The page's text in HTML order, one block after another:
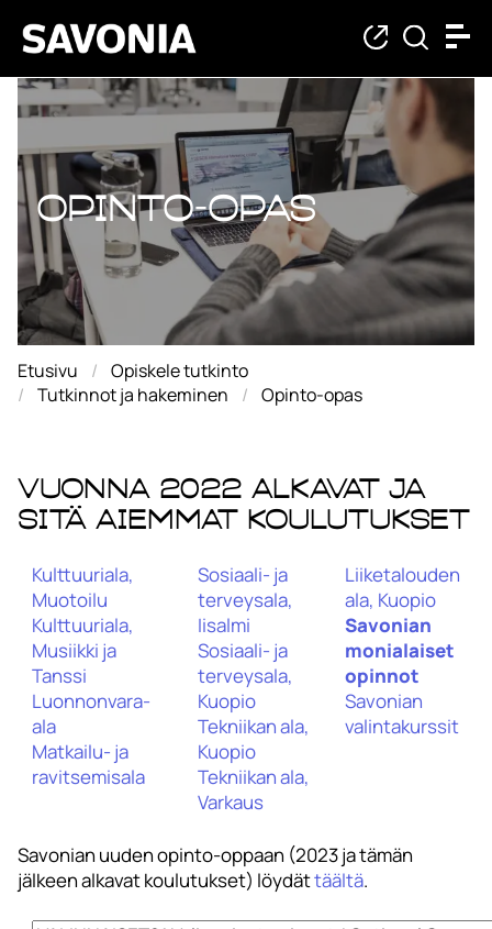
Opinto-opas
Opinto-opas
Etusivu
Opiskele tutkinto
Tutkinnot ja hakeminen
Opinto-opas
Vuonna 2022 alkavat ja
sitä aiemmat koulutukset
Kulttuuriala,
Muotoilu
Kulttuuriala,
Musiikki ja
Tanssi
Luonnonvara-
ala
Matkailu- ja
ravitsemisala
Sosiaali- ja
terveysala,
Iisalmi
Sosiaali- ja
terveysala,
Kuopio
Tekniikan ala,
Kuopio
Tekniikan ala,
Varkaus
Liiketalouden
ala, Kuopio
Savonian
monialaiset
opinnot
Savonian
valintakurssit
Savonian uuden opinto-oppaan (2023 ja tämän
jälkeen alkavat koulutukset) löydättäältä.